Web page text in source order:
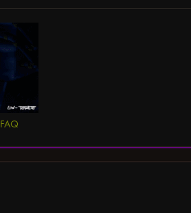
FAQ